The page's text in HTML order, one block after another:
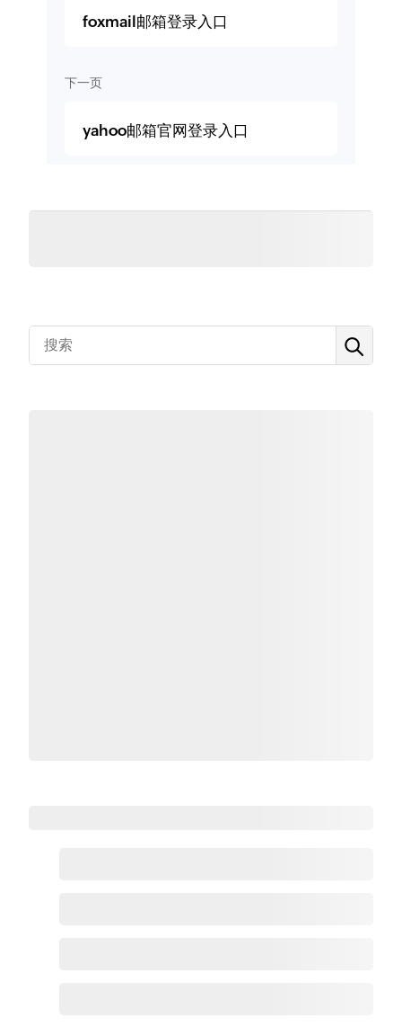
foxmail邮箱登录入口
下一页
yahoo邮箱官网登录入口